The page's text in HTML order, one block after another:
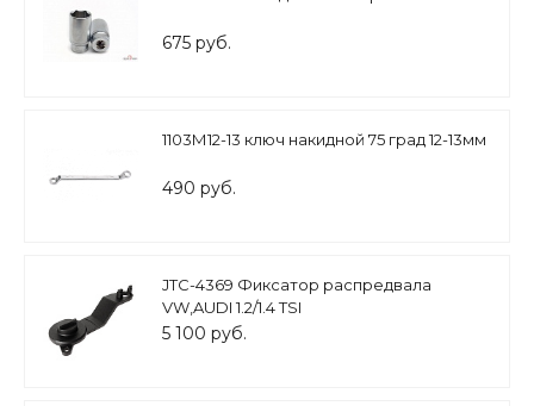
675 руб.
1103М12-13 ключ накидной 75 град 12-13мм
490 руб.
JTC-4369 Фиксатор распредвала
VW,AUDI 1.2/1.4 TSI
5 100 руб.